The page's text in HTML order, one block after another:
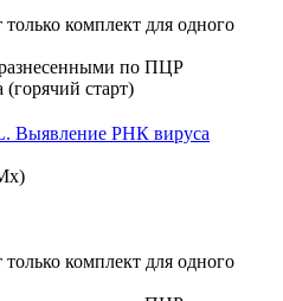
Выявление РНК вируса